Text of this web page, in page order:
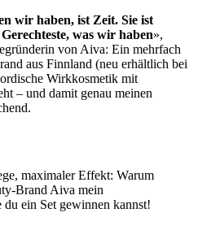
wir haben, ist Zeit. Sie ist
was wir haben»,
von Aiva: Ein mehrfach
aus Finnland (neu erhältlich bei
Wirkkosmetik mit
– und damit genau meinen